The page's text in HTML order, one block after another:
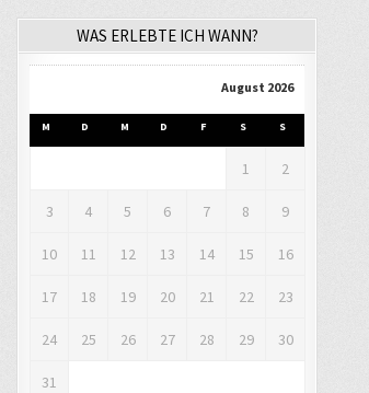
WAS ERLEBTE ICH WANN?
August 2026
M D M D F S S
1 2
3 4 5 6 7 8 9
10 11 12 13 14 15 16
17 18 19 20 21 22 23
24 25 26 27 28 29 30
31